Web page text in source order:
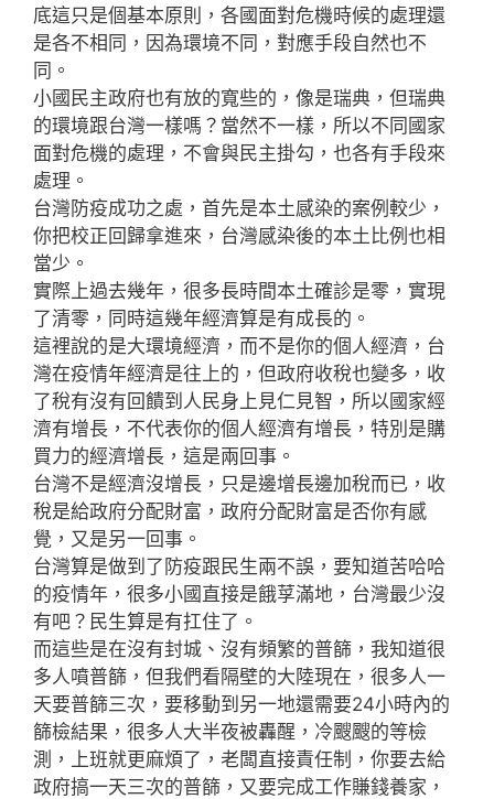
底這只是個基本原則，各國面對危機時候的處理還
是各不相同，因為環境不同，對應手段自然也不
同。
小國民主政府也有放的寬些的，像是瑞典，但瑞典
的環境跟台灣一樣嗎？當然不一樣，所以不同國家
面對危機的處理，不會與民主掛勾，也各有手段來
處理。
台灣防疫成功之處，首先是本土感染的案例較少，
你把校正回歸拿進來，台灣感染後的本土比例也相
當少。
實際上過去幾年，很多長時間本土確診是零，實現
了清零，同時這幾年經濟算是有成長的。
這裡說的是大環境經濟，而不是你的個人經濟，台
灣在疫情年經濟是往上的，但政府收稅也變多，收
了稅有沒有回饋到人民身上見仁見智，所以國家經
濟有增長，不代表你的個人經濟有增長，特別是購
買力的經濟增長，這是兩回事。
台灣不是經濟沒增長，只是邊增長邊加稅而已，收
稅是給政府分配財富，政府分配財富是否你有感
覺，又是另一回事。
台灣算是做到了防疫跟民生兩不誤，要知道苦哈哈
的疫情年，很多小國直接是餓莩滿地，台灣最少沒
有吧？民生算是有扛住了。
而這些是在沒有封城、沒有頻繁的普篩，我知道很
多人噴普篩，但我們看隔壁的大陸現在，很多人一
天要普篩三次，要移動到另一地還需要24小時內的
篩檢結果，很多人大半夜被轟醒，冷颼颼的等檢
測，上班就更麻煩了，老闆直接責任制，你要去給
政府搞一天三次的普篩，又要完成工作賺錢養家，